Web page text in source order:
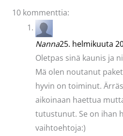
10 kommenttia:
Nanna25. helmikuuta
Oletpas sinä kaunis ja
Mä olen noutanut
hyvin on toiminut.
aikoinaan haettua
tutustunut. Se on ihan
vaihtoehtoja:)